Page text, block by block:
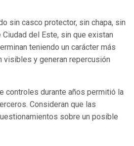
sin casco protector, sin chapa, sin
del Este, sin que existan
teniendo un carácter más
visibles y generan repercusión
controles durante años permitió la
Consideran que las
sobre un posible